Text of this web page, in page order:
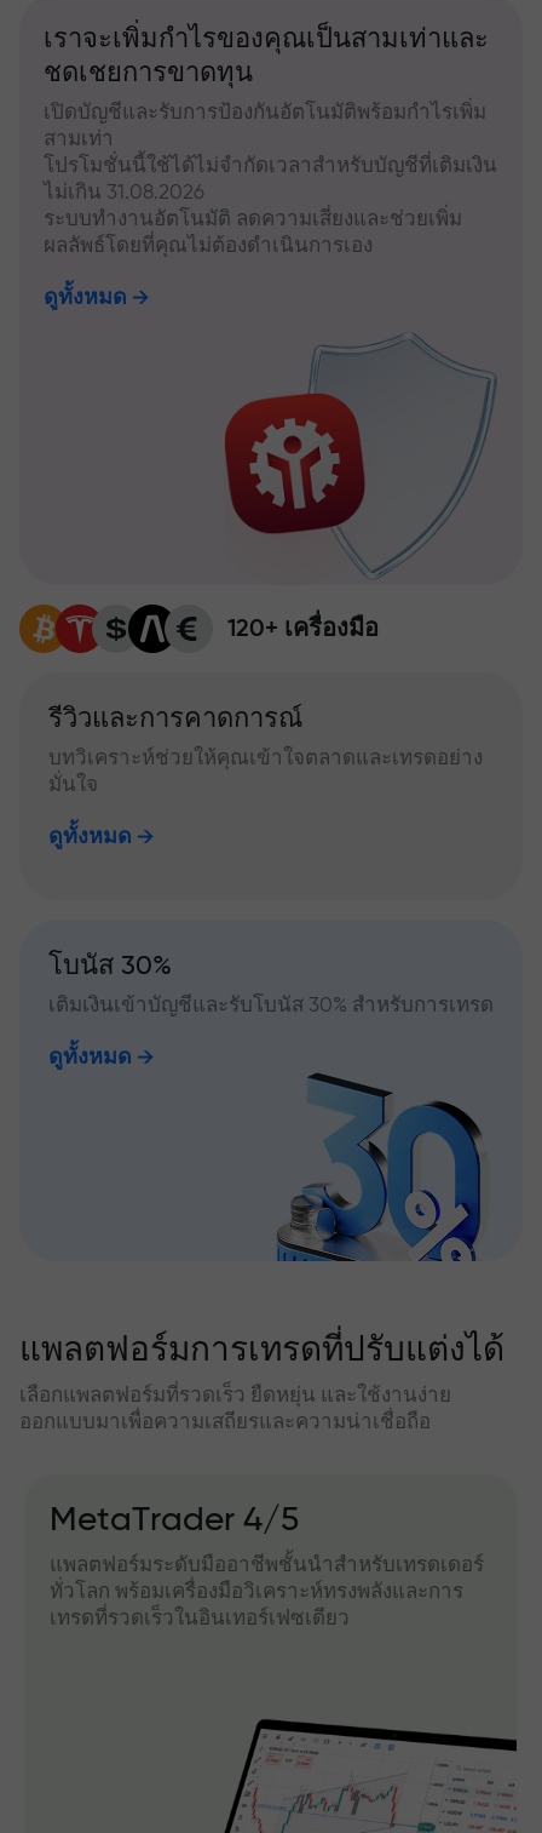
เราจะเพิ่มกำไรของคุณเป็นสามเท่าและ
ชดเชยการขาดทุน
เปิดบัญชีและรับการป้องกันอัตโนมัติพร้อมกำไรเพิ่ม
สามเท่า
โปรโมชั่นนี้ใช้ได้ไม่จำกัดเวลาสำหรับบัญชีที่เติมเงิน
ไม่เกิน 31.08.2026
ระบบทำงานอัตโนมัติ ลดความเสี่ยงและช่วยเพิ่ม
ผลลัพธ์โดยที่คุณไม่ต้องดำเนินการเอง
ดูทั้งหมด
120+ เครื่องมือ
รีวิวและการคาดการณ์
บทวิเคราะห์ช่วยให้คุณเข้าใจตลาดและเทรดอย่าง
มั่นใจ
ดูทั้งหมด
โบนัส 30%
เติมเงินเข้าบัญชีและรับโบนัส 30% สำหรับการเทรด
ดูทั้งหมด
แพลตฟอร์มการเทรดที่ปรับแต่งได้
เลือกแพลตฟอร์มที่รวดเร็ว ยืดหยุ่น และใช้งานง่าย
ออกแบบมาเพื่อความเสถียรและความน่าเชื่อถือ
MetaTrader 4/5
แพลตฟอร์มระดับมืออาชีพชั้นนำสำหรับเทรดเดอร์
ทั่วโลก พร้อมเครื่องมือวิเคราะห์ทรงพลังและการ
เทรดที่รวดเร็วในอินเทอร์เฟซเดียว